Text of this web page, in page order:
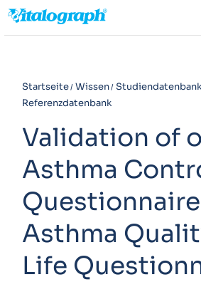
Startseite Wissen
Referenzdatenbank
Validation of
Asthma
Asthma
Life